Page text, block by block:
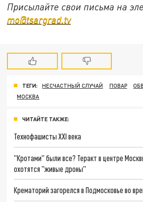
Присылайте свои письма на
mo@tsargrad.tv
ТЕГИ: НЕСЧАСТНЫЙ СЛУЧАЙ ПОВАР
МОСКВА
ЧИТАЙТЕ ТАКЖЕ:
Технофашисты XXI века
"Кротами" были все? Теракт в центре
охотятся "живые дроны"
Крематорий загорелся в Подмосковье во